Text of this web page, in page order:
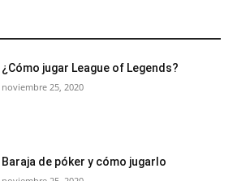
¿Cómo jugar League of Legends?
noviembre 25, 2020
Baraja de póker y cómo jugarlo